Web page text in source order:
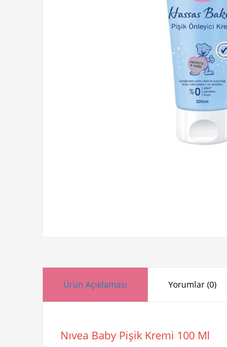
Ürün Açıklaması Yorumlar (0)
Nıvea Baby Pişik Kremi 100 Ml